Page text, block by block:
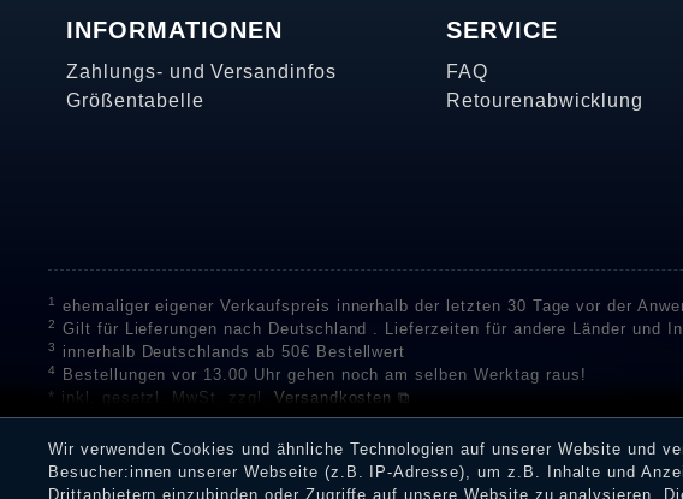
INFORMATIONEN
Zahlungs- und Versandinfos
Größentabelle
SERVICE
FAQ
Retourenabwicklung
1 ehemaliger eigener Verkaufspreis innerhalb der letzten 30 Tage vor der
2 Gilt für Lieferungen nach Deutschland . Lieferzeiten für andere Länder und
3 innerhalb Deutschlands ab 50€ Bestellwert
4
Bestellungen vor 13.00 Uhr gehen noch am selben Werktag raus!
* inkl. gesetzl. MwSt. zzgl. Versandkosten ⧉
** Unser Unternehmen sammelt über die unabhängigen Dienstleister
Bewertungen zu verifizieren.Informationen zur Echtheit von
Eine Überprüfung der Bewertungen durch Shopauskunft hat vor deren
Dienstleistungen gar nicht erworben oder genutzt haben. Nach Erhalt einer
Wir verwenden Cookies und ähnliche Technologien auf unserer Website und
Besucher:innen unserer Webseite (z.B. IP-Adresse), um z.B. Inhalte und
Drittanbietern einzubinden oder Zugriffe auf unsere Website zu analysieren.